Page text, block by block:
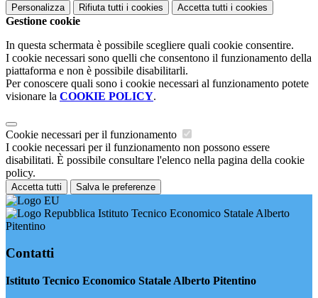
Personalizza Rifiuta tutti i cookies Accetta tutti i cookies
Gestione cookie
In questa schermata è possibile scegliere quali cookie consentire.
I cookie necessari sono quelli che consentono il funzionamento della
piattaforma e non è possibile disabilitarli.
Per conoscere quali sono i cookie necessari al funzionamento potete
visionare la COOKIE POLICY.
Cookie necessari per il funzionamento
I cookie necessari per il funzionamento non possono essere
disabilitati. È possibile consultare l'elenco nella pagina della cookie
policy.
Accetta tutti Salva le preferenze
Istituto Tecnico Economico Statale Alberto
Pitentino
Contatti
Istituto Tecnico Economico Statale Alberto Pitentino